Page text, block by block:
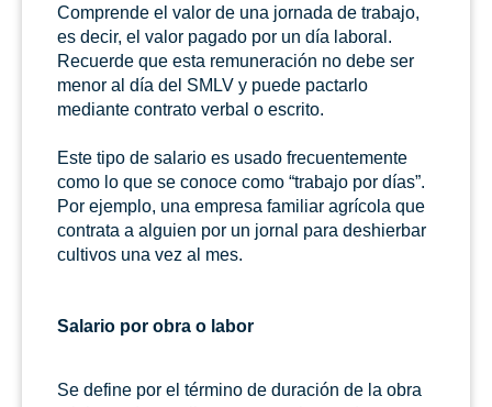
Comprende el valor de una jornada de trabajo,
es decir, el valor pagado por un día laboral.
Recuerde que esta remuneración no debe ser
menor al día del SMLV y puede pactarlo
mediante contrato verbal o escrito.
Este tipo de salario es usado frecuentemente
como lo que se conoce como “trabajo por días”.
Por ejemplo, una empresa familiar agrícola que
contrata a alguien por un jornal para deshierbar
cultivos una vez al mes.
Salario por obra o labor
Se define por el término de duración de la obra